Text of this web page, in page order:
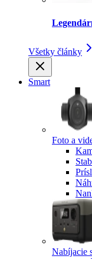
Všetky články
Smart
Foto a
Nabíjacie